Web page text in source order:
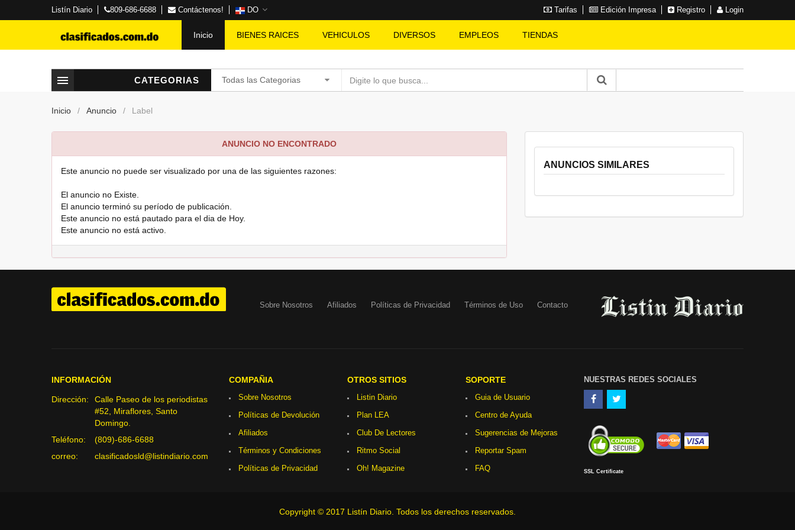
Listín Diario 809-686-6688 Contáctenos! DO Tarifas Edición Impresa Registro Login
Inicio BIENES RAICES VEHICULOS DIVERSOS EMPLEOS TIENDAS
CATEGORIAS Todas las Categorias
Inicio Anuncio Label
ANUNCIO NO ENCONTRADO
Este anuncio no puede ser visualizado por una de las siguientes razones:
El anuncio no Existe.
El anuncio terminó su período de publicación.
Este anuncio no está pautado para el dia de Hoy.
Este anuncio no está activo.
ANUNCIOS SIMILARES
Sobre Nosotros Afiliados Políticas de Privacidad Términos de Uso Contacto
INFORMACIÓN
Dirección:
Calle Paseo de los periodistas
#52, Miraflores, Santo
Domingo.
Teléfono:
(809)-686-6688
correo:
clasificadosld@listindiario.com
COMPAÑIA
Sobre Nosotros
Políticas de Devolución
Afiliados
Términos y Condiciones
Políticas de Privacidad
OTROS SITIOS
Listin Diario
Plan LEA
Club De Lectores
Ritmo Social
Oh! Magazine
SOPORTE
Guia de Usuario
Centro de Ayuda
Sugerencias de Mejoras
Reportar Spam
FAQ
NUESTRAS REDES SOCIALES
SSL Certificate
Copyright © 2017 Listín Diario. Todos los derechos reservados.